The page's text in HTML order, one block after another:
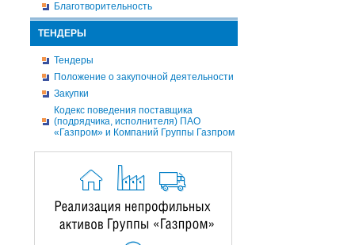
Благотворительность
ТЕНДЕРЫ
Тендеры
Положение о закупочной деятельности
Закупки
Кодекс поведения поставщика
(подрядчика, исполнителя) ПАО
«Газпром» и Компаний Группы Газпром